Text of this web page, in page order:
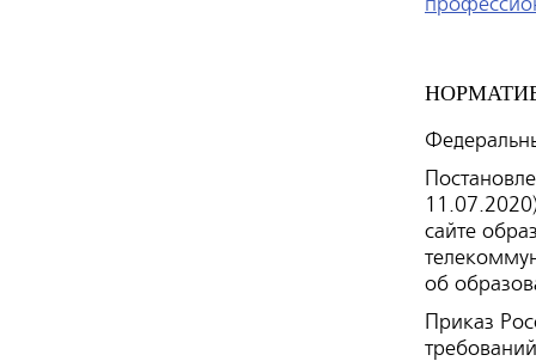
сайте
об
Приказ